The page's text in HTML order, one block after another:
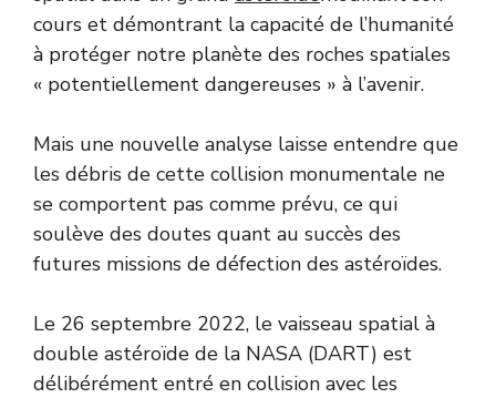
cours et démontrant la capacité de l’humanité
à protéger notre planète des roches spatiales
« potentiellement dangereuses » à l’avenir.
Mais une nouvelle analyse laisse entendre que
les débris de cette collision monumentale ne
se comportent pas comme prévu, ce qui
soulève des doutes quant au succès des
futures missions de défection des astéroïdes.
Le 26 septembre 2022, le vaisseau spatial à
double astéroïde de la NASA (DART) est
délibérément entré en collision avec les